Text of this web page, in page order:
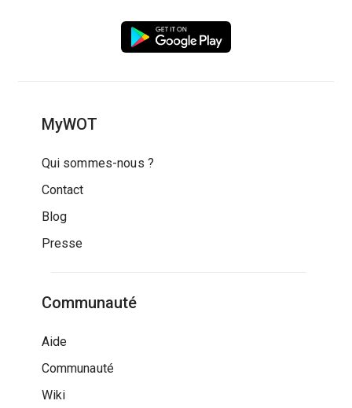
MyWOT
Qui sommes-nous ?
Contact
Blog
Presse
Communauté
Aide
Communauté
Wiki